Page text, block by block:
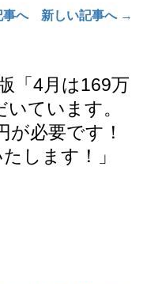
事へ 新しい記事へ →
「4月は169万
ています。
が必要です！
します！」